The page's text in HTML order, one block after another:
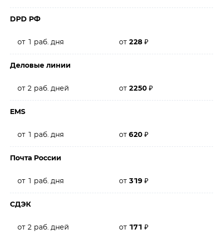
DPD РФ
от 1 раб. дня от 228 ₽
Деловые линии
от 2 раб. дней от 2250 ₽
EMS
от 1 раб. дня от 620 ₽
Почта России
от 1 раб. дня от 319 ₽
СДЭК
от 2 раб. дней от 171 ₽